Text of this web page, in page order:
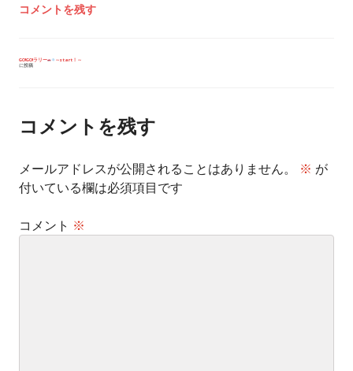
コメントを残す
投
シ
ョ
GO!GO!ラリー
～start！～
に投稿
コメントを残す
メールアドレスが公開されることはありません。 ※ が
付いている欄は必須項目です
コメント ※